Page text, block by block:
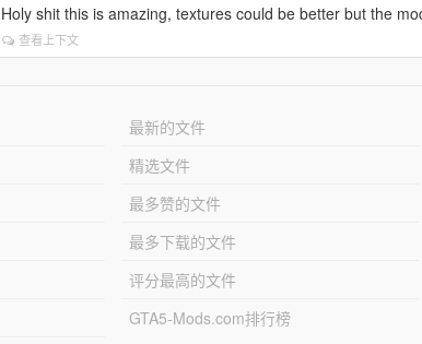
Holy shit this is amazing, textures could be better but the
查看上下文
最新的文件
精选文件
最多赞的文件
最多下载的文件
评分最高的文件
GTA5-Mods.com排行榜